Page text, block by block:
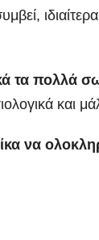
τα πολλά
και
να